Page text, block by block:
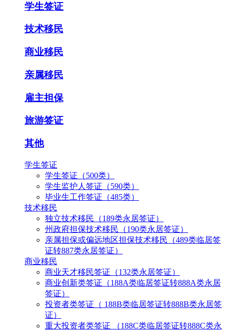
学生签证
技术移民
商业移民
亲属移民
雇主担保
旅游签证
其他
学生签证
学生签证（500类）
学生监护人签证（590类）
毕业生工作签证（485类）
技术移民
独立技术移民（189类永居签证）
州政府担保技术移民（190类永居签证）
亲属担保或偏远地区担保技术移民（489类临居签
证转887类永居签证）
商业移民
商业天才移民签证（132类永居签证）
商业创新类签证（188A类临居签证转888A类永居
签证）
投资者类签证（ 188B类临居签证转888B类永居签
证）
重大投资者类签证 （188C类临居签证转888C类永